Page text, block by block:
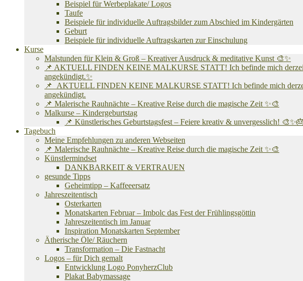
Beispiel für Werbeplakate/ Logos
Taufe
Beispiele für individuelle Auftragsbilder zum Abschied im Kindergärten
Geburt
Beispiele für individuelle Auftragskarten zur Einschulung
Kurse
Malstunden für Klein & Groß – Kreativer Ausdruck & meditative Kunst 🎨✨
📌 AKTUELL FINDEN KEINE MALKURSE STATT! Ich befinde mich derzeit
angekündigt.✨
📌 AKTUELL FINDEN KEINE MALKURSE STATT! Ich befinde mich derzeit
angekündigt.
📌 Malerische Rauhnächte – Kreative Reise durch die magische Zeit ✨🎨
Malkurse – Kindergeburtstag
📌 Künstlerisches Geburtstagsfest – Feiere kreativ & unvergesslich!
Tagebuch
Meine Empfehlungen zu anderen Webseiten
📌 Malerische Rauhnächte – Kreative Reise durch die magische Zeit ✨🎨
Künstlermindset
DANKBARKEIT & VERTRAUEN
gesunde Tipps
Geheimtipp – Kaffeeersatz
Jahreszeitentisch
Osterkarten
Monatskarten Februar – Imbolc das Fest der Frühlingsgöttin
Jahreszeitentisch im Januar
Inspiration Monatskarten September
Ätherische Öle/ Räuchern
Transformation – Die Fastnacht
Logos – für Dich gemalt
Entwicklung Logo PonyherzClub
Plakat Babymassage